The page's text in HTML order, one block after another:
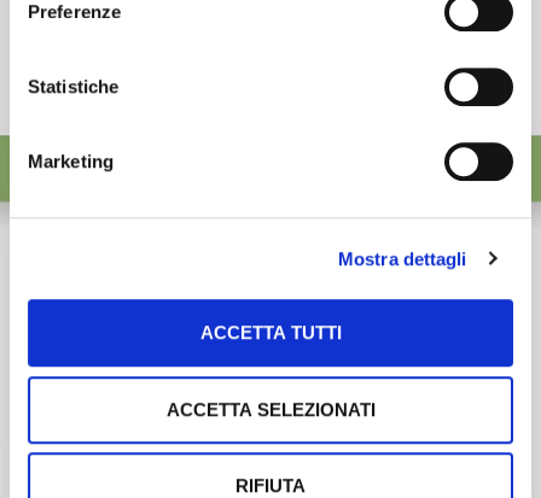
Preferenze
Statistiche
Marketing
Mostra dettagli
ACCETTA TUTTI
ACCETTA SELEZIONATI
RIFIUTA